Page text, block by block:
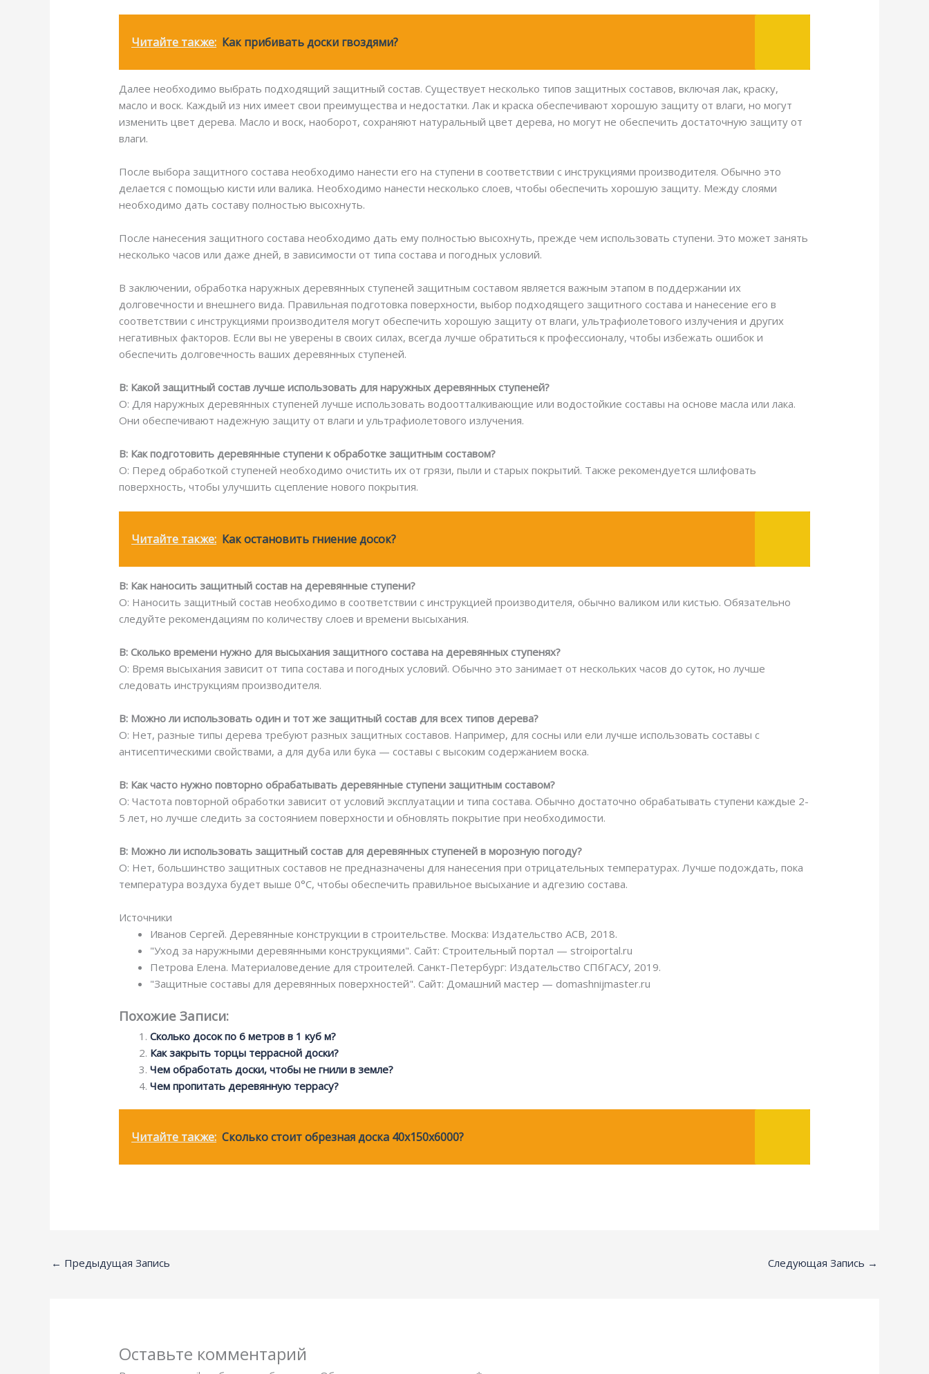
Читайте также: Как прибивать доски гвоздями?
Далее необходимо выбрать подходящий защитный состав. Существует несколько типов защитных составов, включая лак, краску,
масло и воск. Каждый из них имеет свои преимущества и недостатки. Лак и краска обеспечивают хорошую защиту от влаги, но могут
изменить цвет дерева. Масло и воск, наоборот, сохраняют натуральный цвет дерева, но могут не обеспечить достаточную защиту от
влаги.
После выбора защитного состава необходимо нанести его на ступени в соответствии с инструкциями производителя. Обычно это
делается с помощью кисти или валика. Необходимо нанести несколько слоев, чтобы обеспечить хорошую защиту. Между слоями
необходимо дать составу полностью высохнуть.
После нанесения защитного состава необходимо дать ему полностью высохнуть, прежде чем использовать ступени. Это может занять
несколько часов или даже дней, в зависимости от типа состава и погодных условий.
В заключении, обработка наружных деревянных ступеней защитным составом является важным этапом в поддержании их
долговечности и внешнего вида. Правильная подготовка поверхности, выбор подходящего защитного состава и нанесение его в
соответствии с инструкциями производителя могут обеспечить хорошую защиту от влаги, ультрафиолетового излучения и других
негативных факторов. Если вы не уверены в своих силах, всегда лучше обратиться к профессионалу, чтобы избежать ошибок и
обеспечить долговечность ваших деревянных ступеней.
В: Какой защитный состав лучше использовать для наружных деревянных ступеней?
О: Для наружных деревянных ступеней лучше использовать водоотталкивающие или водостойкие составы на основе масла или лака.
Они обеспечивают надежную защиту от влаги и ультрафиолетового излучения.
В: Как подготовить деревянные ступени к обработке защитным составом?
О: Перед обработкой ступеней необходимо очистить их от грязи, пыли и старых покрытий. Также рекомендуется шлифовать
поверхность, чтобы улучшить сцепление нового покрытия.
Читайте также: Как остановить гниение досок?
В: Как наносить защитный состав на деревянные ступени?
О: Наносить защитный состав необходимо в соответствии с инструкцией производителя, обычно валиком или кистью. Обязательно
следуйте рекомендациям по количеству слоев и времени высыхания.
В: Сколько времени нужно для высыхания защитного состава на деревянных ступенях?
О: Время высыхания зависит от типа состава и погодных условий. Обычно это занимает от нескольких часов до суток, но лучше
следовать инструкциям производителя.
В: Можно ли использовать один и тот же защитный состав для всех типов дерева?
О: Нет, разные типы дерева требуют разных защитных составов. Например, для сосны или ели лучше использовать составы с
антисептическими свойствами, а для дуба или бука — составы с высоким содержанием воска.
В: Как часто нужно повторно обрабатывать деревянные ступени защитным составом?
О: Частота повторной обработки зависит от условий эксплуатации и типа состава. Обычно достаточно обрабатывать ступени каждые 2-
5 лет, но лучше следить за состоянием поверхности и обновлять покрытие при необходимости.
В: Можно ли использовать защитный состав для деревянных ступеней в морозную погоду?
О: Нет, большинство защитных составов не предназначены для нанесения при отрицательных температурах. Лучше подождать, пока
температура воздуха будет выше 0°C, чтобы обеспечить правильное высыхание и адгезию состава.
Источники
Иванов Сергей. Деревянные конструкции в строительстве. Москва: Издательство АСВ, 2018.
"Уход за наружными деревянными конструкциями". Сайт: Строительный портал — stroiportal.ru
Петрова Елена. Материаловедение для строителей. Санкт-Петербург: Издательство СПбГАСУ, 2019.
"Защитные составы для деревянных поверхностей". Сайт: Домашний мастер — domashnijmaster.ru
Похожие Записи:
Сколько досок по 6 метров в 1 куб м?
Как закрыть торцы террасной доски?
Чем обработать доски, чтобы не гнили в земле?
Чем пропитать деревянную террасу?
Читайте также: Сколько стоит обрезная доска 40х150х6000?
← Предыдущая Запись Следующая Запись →
Оставьте комментарий